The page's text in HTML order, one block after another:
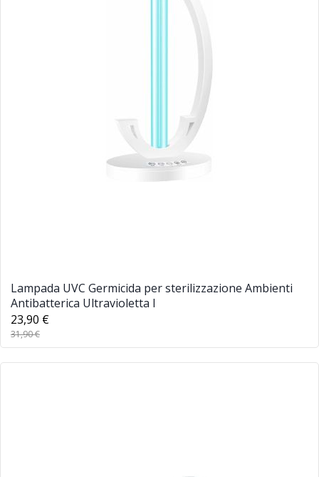
Lampada UVC Germicida per sterilizzazione Ambienti
Antibatterica Ultravioletta I
23,90 €
31,90 €